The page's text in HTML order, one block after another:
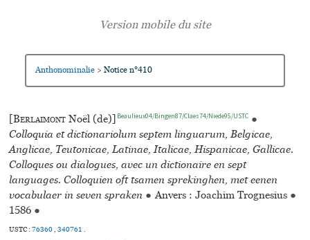
Anthonominalie > Notice n°410
[Berlaimont Noël (de)] Beaulieux04/Bingen87/Claes74/Niede95/USTC ●
Colloquia et dictionariolum septem linguarum, Belgicae,
Anglicae, Teutonicae, Latinae, Italicae, Hispanicae, Gallicae.
Colloques ou dialogues, avec un dictionaire en sept
languages. Colloquien oft tsamen sprekinghen, met eenen
vocabulaer in seven spraken ● Anvers : Joachim Trognesius ●
1586 ●
USTC :76360,340761.